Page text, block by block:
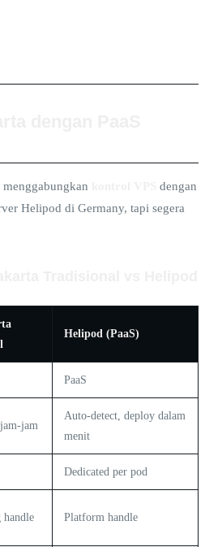
dengan
Helipod di Germany, tapi segera
Helipod (PaaS)
PaaS
jam
Auto-detect, deploy dalam
menit
Dedicated per pod
handle Platform handle